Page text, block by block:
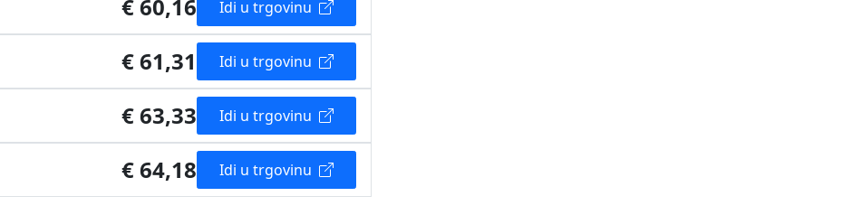
€ 60,16 Idi u trgovinu
€ 61,31 Idi u trgovinu
€ 63,33 Idi u trgovinu
€ 64,18 Idi u trgovinu